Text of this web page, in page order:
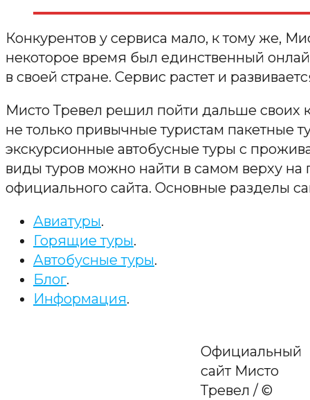
Конкурентов у сервиса мало, к тому же,
некоторое время был единственный
в своей стране. Сервис растет и
Мисто Тревел решил пойти дальше своих
не только привычные туристам пакетные
экскурсионные автобусные туры с
виды туров можно найти в самом верху на
официального сайта. Основные разделы
Авиатуры.
Горящие туры.
Автобусные туры.
Блог.
Информация.
Официальный
сайт Мисто
Тревел / ©